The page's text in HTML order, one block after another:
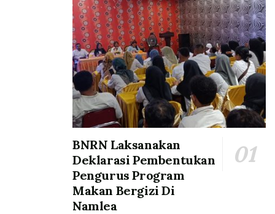
BNRN Laksanakan
Deklarasi Pembentukan
Pengurus Program
Makan Bergizi Di
Namlea